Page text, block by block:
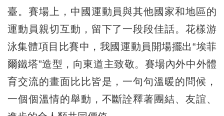
臺。賽場上，中國運動員與其他國家和地區的
運動員親切互動，留下了一段段佳話。花樣游
泳集體項目比賽中，我國運動員開場擺出“埃菲
爾鐵塔”造型，向東道主致敬。賽場內外中外體
育交流的畫面比比皆是，一句句溫暖的問候，
一個個溫情的舉動，不斷詮釋著團結、友誼、